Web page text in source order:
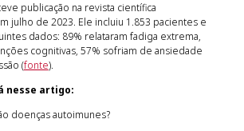
publicação na revista científica
julho de 2023. Ele incluiu 1.853 pacientes e
dados: 89% relataram fadiga extrema,
cognitivas, 57% sofriam de ansiedade
(fonte).
nesse artigo:
doenças autoimunes?